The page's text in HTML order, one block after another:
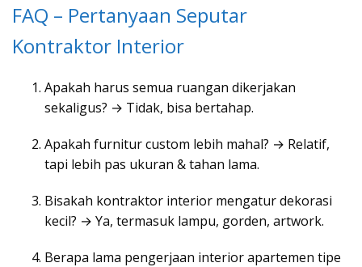
FAQ – Pertanyaan Seputar
Kontraktor Interior
Apakah harus semua ruangan dikerjakan
sekaligus? → Tidak, bisa bertahap.
Apakah furnitur custom lebih mahal? → Relatif,
tapi lebih pas ukuran & tahan lama.
Bisakah kontraktor interior mengatur dekorasi
kecil? → Ya, termasuk lampu, gorden, artwork.
Berapa lama pengerjaan interior apartemen tipe